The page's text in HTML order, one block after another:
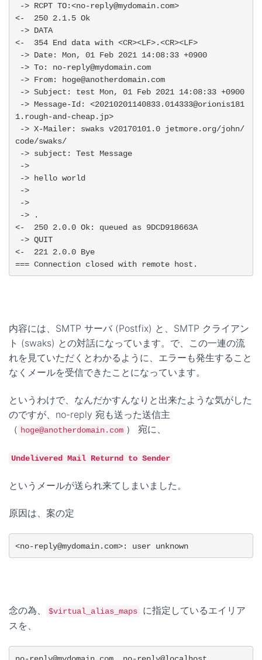
<-  250 2.1.5 Ok
<-  354 End data with <CR><LF>.<CR><LF>
1.rough-and-cheap.jp>
code/swaks/
<-  250 2.0.0 Ok: queued as 9DCD918663A
<-  221 2.0.0 Bye
=== Connection closed with remote host.
内容には、SMTP サーバ (Postfix) と、SMTP クライアン
ト (swaks) との対話になっています。で、この一連の流
れを見ていただくとわかるように、エラーも発生すること
なくメールを受信できたことになっています。
というわけで、なんだかすんなりと出来たような気がした
のですが、no-reply 宛も送った送信主
（ hoge@anotherdomain.com ） 宛に、
Undelivered Mail Returnd to Sender
というメールが送られ来てしまいました。
原因は、案の定
<no-reply@mydomain.com>: user unknown
念の為、 $virtual_alias_maps
に指定しているエイリア
スを、